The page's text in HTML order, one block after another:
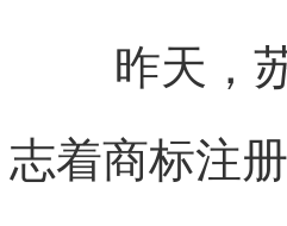
昨天，
志着商标注